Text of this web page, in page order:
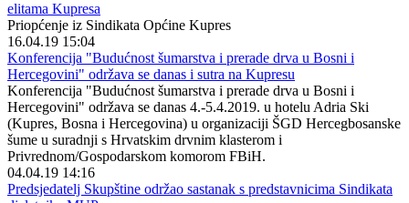
elitama Kupresa
Priopćenje iz Sindikata Općine Kupres
16.04.19 15:04
Konferencija "Budućnost šumarstva i prerade drva u Bosni i
Hercegovini" održava se danas i sutra na Kupresu
Konferencija "Budućnost šumarstva i prerade drva u Bosni i
Hercegovini" održava se danas 4.-5.4.2019. u hotelu Adria Ski
(Kupres, Bosna i Hercegovina) u organizaciji ŠGD Hercegbosanske
šume u suradnji s Hrvatskim drvnim klasterom i
Privrednom/Gospodarskom komorom FBiH.
04.04.19 14:16
Predsjedatelj Skupštine održao sastanak s predstavnicima Sindikata